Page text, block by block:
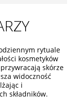
rytuale
kosmetyków
skórze
widoczność
i
składników.